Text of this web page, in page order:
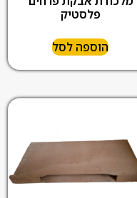
פלסטיק
הוספה לסל